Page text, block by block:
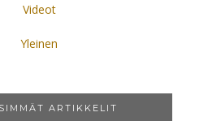
Videot
Yleinen
ARTIKKELIT